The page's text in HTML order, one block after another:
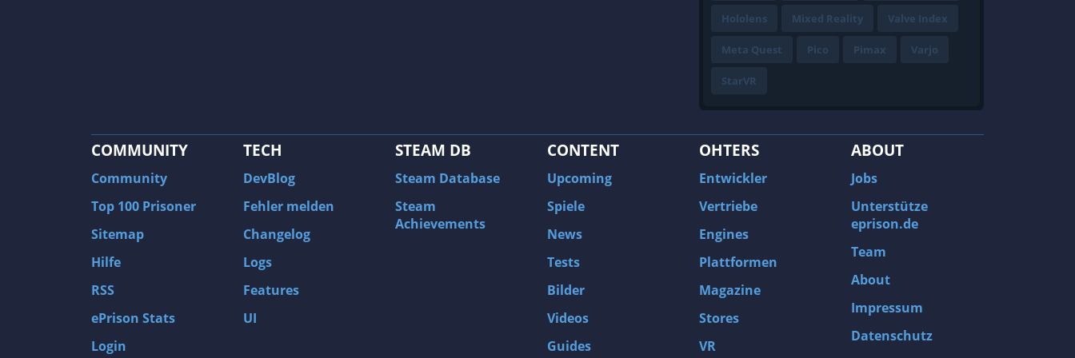
Hololens Mixed Reality Valve Index
Meta Quest Pico Pimax Varjo
StarVR
COMMUNITY
Community
Top 100 Prisoner
Sitemap
Hilfe
RSS
ePrison Stats
Login
TECH
DevBlog
Fehler melden
Changelog
Logs
Features
UI
STEAM DB
Steam Database
Steam
Achievements
CONTENT
Upcoming
Spiele
News
Tests
Bilder
Videos
Guides
OHTERS
Entwickler
Vertriebe
Engines
Plattformen
Magazine
Stores
VR
ABOUT
Jobs
Unterstütze
eprison.de
Team
About
Impressum
Datenschutz